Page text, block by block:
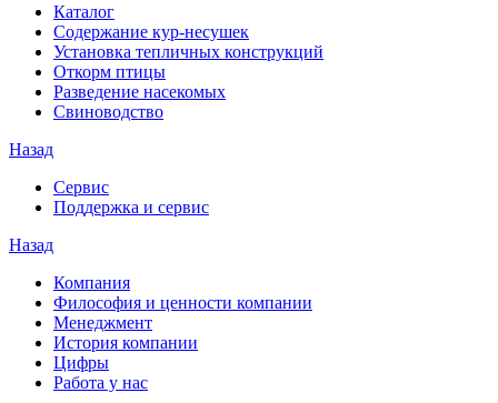
Каталог
Содержание кур-несушек
Установка тепличных конструкций
Откорм птицы
Разведение насекомых
Свиноводство
Назад
Сервис
Поддержка и сервис
Назад
Компания
Философия и ценности компании
Менеджмент
История компании
Цифры
Работа у нас